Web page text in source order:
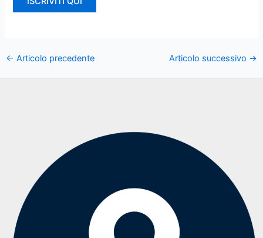
← Articolo precedente Articolo successivo →